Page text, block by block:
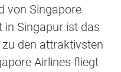
von Singapore
in Singapur ist das
den attraktivsten
Airlines fliegt